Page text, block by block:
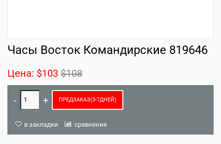
Часы Восток Командирские 819646
Цена: $103 $108
ПРЕДЗАКАЗ(3-7ДНЕЙ)
в закладки сравнение